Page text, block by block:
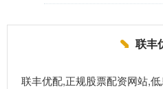
联丰
联丰优配,正规股票配资网站,